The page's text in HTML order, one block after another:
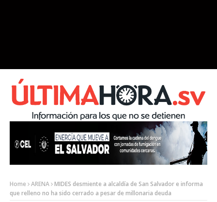
Home ARENA MIDES desmiente a alcaldía de San Salvador e informa
que relleno no ha sido cerrado a pesar de millonaria deuda